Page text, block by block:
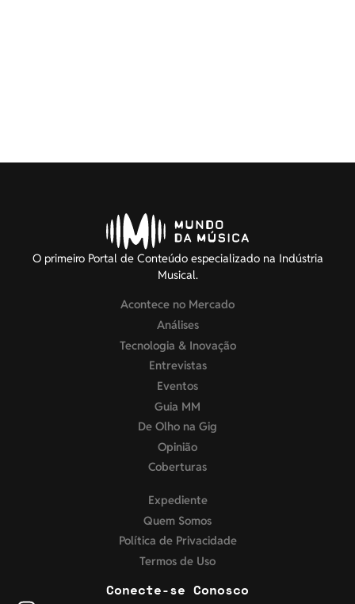
O primeiro Portal de Conteúdo especializado na Indústria
Musical.
Acontece no Mercado
Análises
Tecnologia & Inovação
Entrevistas
Eventos
Guia MM
De Olho na Gig
Opinião
Coberturas
Expediente
Quem Somos
Política de Privacidade
Termos de Uso
Conecte-se Conosco